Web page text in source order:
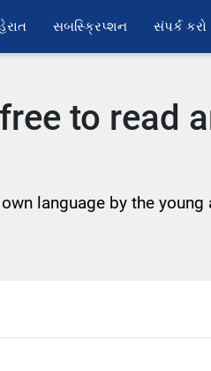
સબસ્ક્રિપ્શન સંપર્ક કરો
to read
language by the young